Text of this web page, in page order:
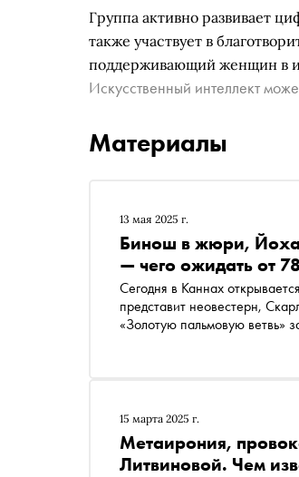
Группа активно развивает
также участвует в
поддерживающий женщин в
Искусственный интеллект
Материалы
13 мая 2025 г.
Бинош в жюри,
— чего ожидать от
Сегодня в Каннах
представит неовестерн,
«Золотую пальмовую ветвь»
15 марта 2025 г.
Метаирония,
Литвиновой. Чем